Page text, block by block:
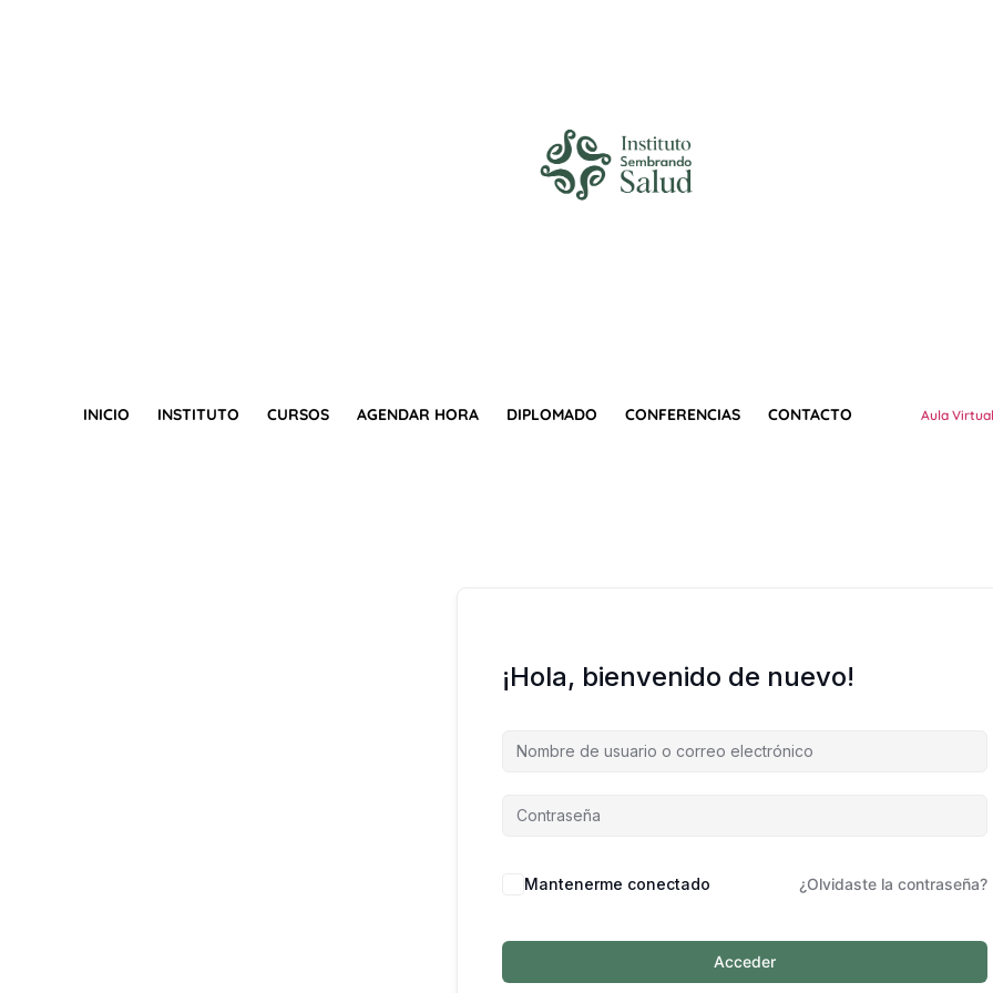
INICIO INSTITUTO CURSOS AGENDAR HORA DIPLOMADO CONFERENCIAS CONTACTO Aula Virtual
¡Hola, bienvenido de nuevo!
Mantenerme conectado ¿Olvidaste la contraseña?
Acceder